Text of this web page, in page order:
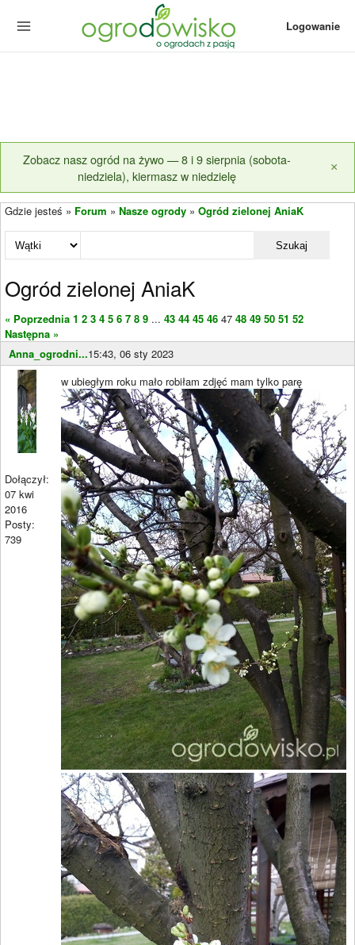
Logowanie
Zobacz nasz ogród na żywo — 8 i 9 sierpnia (sobota-
niedziela), kiermasz w niedzielę
×
Gdzie jesteś » Forum » Nasze ogrody » Ogród zielonej AniaK
Szukaj
Ogród zielonej AniaK
« Poprzednia 1 2 3 4 5 6 7 8 9 ... 43 44 45 46 47 48 49 50 51 52
Następna »
Anna_ogrodni...15:43, 06 sty 2023
Dołączył:
07 kwi
2016
Posty:
739
w ubiegłym roku mało robiłam zdjęć mam tylko parę